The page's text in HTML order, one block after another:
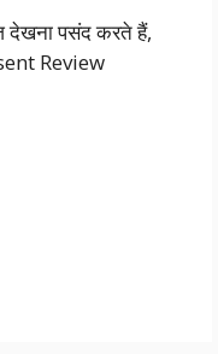
देखना पसंद करते हैं,
Review